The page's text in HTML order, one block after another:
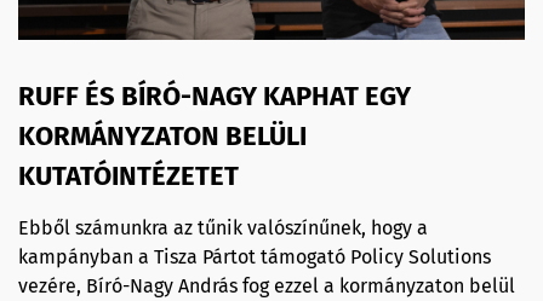
RUFF ÉS BÍRÓ-NAGY KAPHAT EGY
KORMÁNYZATON BELÜLI
KUTATÓINTÉZETET
Ebből számunkra az tűnik valószínűnek, hogy a
kampányban a Tisza Pártot támogató Policy Solutions
vezére, Bíró-Nagy András fog ezzel a kormányzaton belül